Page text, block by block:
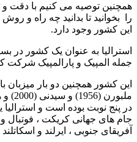
همچنین توصیه می کنیم با دقت و
را بخوانید تا بدانید چه راه و
این کشور وجود دارد.
استرالیا به عنوان یک کشور در
جمله المپیک و پارالمپیک شرکت
این کشور همچنین دو بار میزبان
در پنج نوبت بوده است و
جام های جهانی کریکت ، فوتبال و
آفریقای جنوبی ، ایرلند و